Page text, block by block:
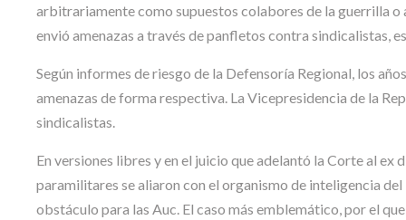
arbitrariamente como supuestos colabores de la guerrilla
envió amenazas a través de panfletos contra sindicalistas,
Según informes de riesgo de la Defensoría Regional, los
amenazas de forma respectiva. La Vicepresidencia de la
sindicalistas.
En versiones libres y en el juicio que adelantó la Corte al ex
paramilitares se aliaron con el organismo de inteligencia
obstáculo para las Auc. El caso más emblemático, por el